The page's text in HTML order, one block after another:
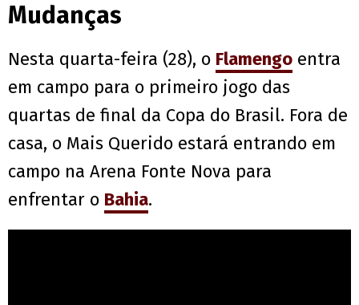
Mudanças
Nesta quarta-feira (28), o Flamengo entra
em campo para o primeiro jogo das
quartas de final da Copa do Brasil. Fora de
casa, o Mais Querido estará entrando em
campo na Arena Fonte Nova para
enfrentar o Bahia.